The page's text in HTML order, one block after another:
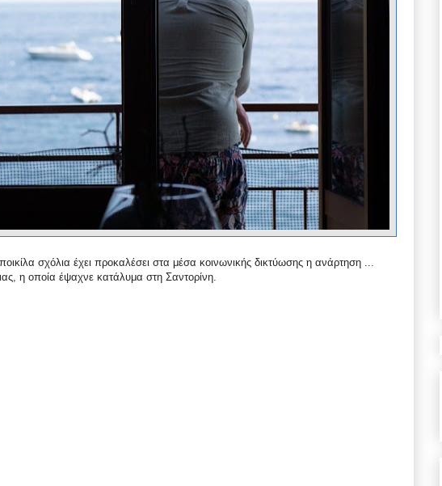
σχόλια έχει προκαλέσει στα μέσα κοινωνικής δικτύωσης η ανάρτηση ...
η οποία έψαχνε κατάλυμα στη Σαντορίνη.